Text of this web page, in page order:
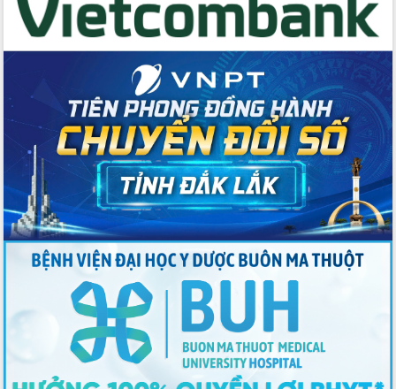
Tập huấn ứng dụng trí tuệ nhân tạo (AI)
trong thương mại điện tử năm 2026
trao đổi thông tin trước Kỳ họp thứ
Quyết liệt cải cách hành chính, khơi
thông nguồn lực phát triển
Nâng cao hiệu lực, hiệu quả HĐND
tỉnh thông qua hiện đại hóa hành chính
Xã Ea Phê gắn cải cách hành chính với
chuyển đổi số
Phó Chủ tịch Thường trực UBND tỉnh
Hồ Thị Nguyên Thảo làm việc tại Trung
tâm Phục vụ hành chính công xã Ea
Xây dựng nền hành chính số đồng
hành cùng nông dân dân, doanh nghiệp
Giai đoạn 2026-2030, Đắk Lắk phấn
đấu có 77% xã đạt chuẩn nông thôn